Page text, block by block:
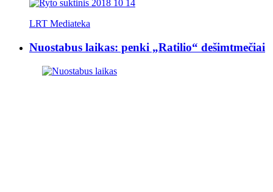
LRT Mediateka
Nuostabus laikas: penki „Ratilio“ dešimtmečiai